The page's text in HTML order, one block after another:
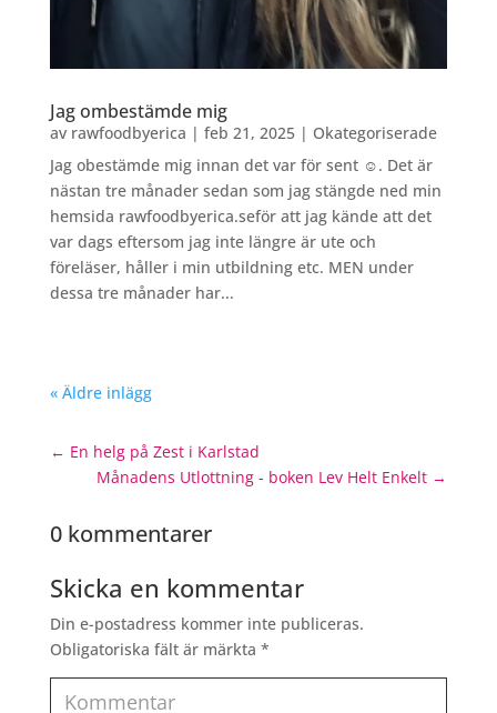
Jag ombestämde mig
av rawfoodbyerica | feb 21, 2025| Okategoriserade
Jag obestämde mig innan det var för sent ☺️. Det är
nästan tre månader sedan som jag stängde ned min
hemsida rawfoodbyerica.seför att jag kände att det
var dags eftersom jag inte längre är ute och
föreläser, håller i min utbildning etc. MEN under
dessa tre månader har...
« Äldre inlägg
← En helg på Zest i Karlstad
Månadens Utlottning - boken Lev Helt Enkelt →
0 kommentarer
Skicka en kommentar
Din e-postadress kommer inte publiceras.
Obligatoriska fält är märkta *